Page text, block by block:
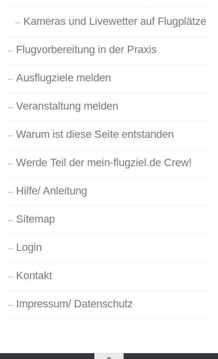
Kameras und Livewetter auf Flugplätze
Flugvorbereitung in der Praxis
Ausflugziele melden
Veranstaltung melden
Warum ist diese Seite entstanden
Werde Teil der mein-flugziel.de Crew!
Hilfe/ Anleitung
Sitemap
Login
Kontakt
Impressum/ Datenschutz